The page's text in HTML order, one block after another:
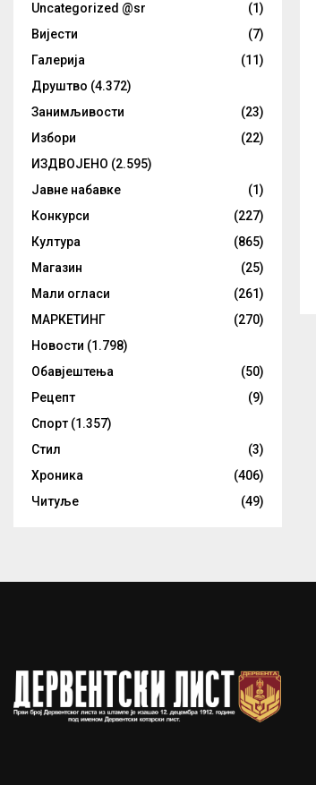
Uncategorized @sr
(1)
Вијести
(7)
Галерија
(11)
Друштво (4.372)
Занимљивости
(23)
Избори
(22)
ИЗДВОЈЕНО (2.595)
Јавне набавке
(1)
Конкурси
(227)
Култура
(865)
Магазин
(25)
Мали огласи
(261)
МАРКЕТИНГ
(270)
Новости (1.798)
Обавјештења
(50)
Рецепт
(9)
Спорт (1.357)
Стил
(3)
Хроника
(406)
Читуље
(49)